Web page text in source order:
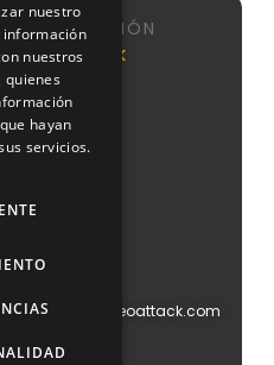
NAVEGACIÓN
Agencia
SEO
Agencia
Google
Ads
Web
Branding
Agencia
Nosotros
Sistema
CMI
Podcast
Blog
NeoAttack
Calle de
Sta
Engracia,
151, 1,
puerta 1,
Chamberí,
+34
612
info@blog.neoattack.com
nuestro
nuestros
quienes
hayan
servicios.